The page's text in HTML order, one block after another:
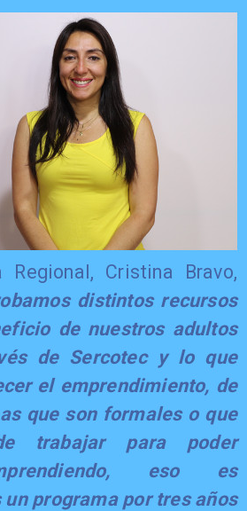
Regional, Cristina Bravo,
distintos recursos
de nuestros adultos
de Sercotec y lo que
el emprendimiento, de
que son formales o que
trabajar para poder
eso es
programa por tres años